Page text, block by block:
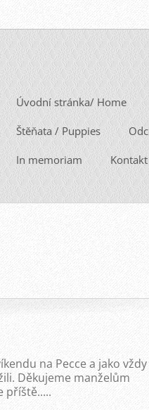
Úvodní stránka/ Home
Štěňata / Puppies
In memoriam
na Pecce a jako vždy
Děkujeme manželům
příště.....